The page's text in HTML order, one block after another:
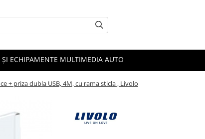
ECHIPAMENTE MULTIMEDIA AUTO
+ priza dubla USB, 4M, cu rama sticla , Livolo